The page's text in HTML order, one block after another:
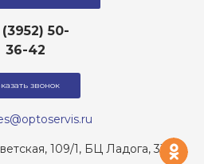
50-
36-42
109/1, БЦ Ладога, 317
звонок